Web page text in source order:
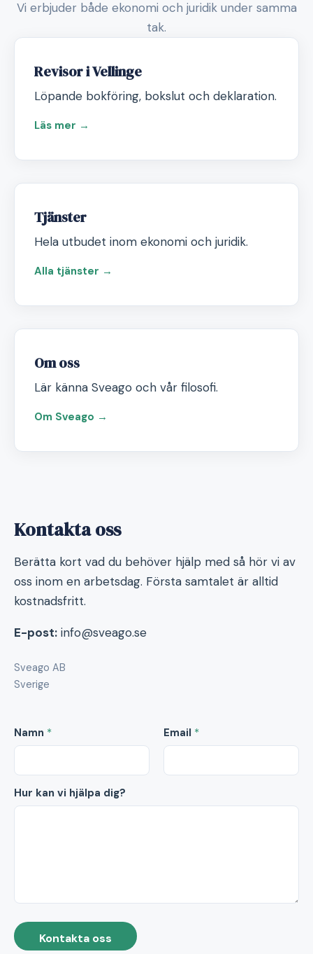
Vi erbjuder både ekonomi och juridik under samma
tak.
Revisor i Vellinge
Löpande bokföring, bokslut och deklaration.
Läs mer →
Tjänster
Hela utbudet inom ekonomi och juridik.
Alla tjänster →
Om oss
Lär känna Sveago och vår filosofi.
Om Sveago →
Kontakta oss
Berätta kort vad du behöver hjälp med så hör vi av
oss inom en arbetsdag. Första samtalet är alltid
kostnadsfritt.
E-post: info@sveago.se
Sveago AB
Sverige
Namn * Email *
Hur kan vi hjälpa dig?
Kontakta oss